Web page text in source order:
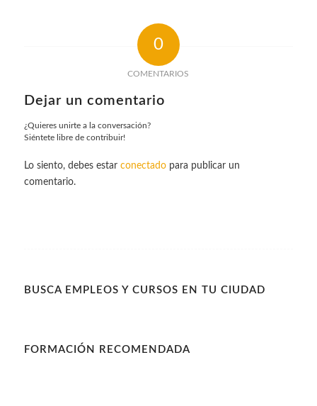
0
COMENTARIOS
Dejar un comentario
¿Quieres unirte a la conversación?
Siéntete libre de contribuir!
Lo siento, debes estar conectadopara publicar un
comentario.
BUSCA EMPLEOS Y CURSOS EN TU CIUDAD
FORMACIÓN RECOMENDADA